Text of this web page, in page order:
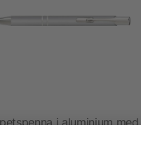
i aluminium med